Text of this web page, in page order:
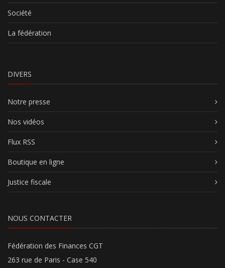
Société
La fédération
DIVERS
Notre presse
Nos vidéos
Flux RSS
Boutique en ligne
Justice fiscale
NOUS CONTACTER
Fédération des Finances CGT
263 rue de Paris - Case 540